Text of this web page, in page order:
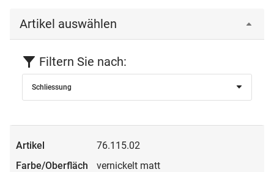
Artikel auswählen
Filtern Sie nach:
Schliessung
76.115.02
vernickelt matt